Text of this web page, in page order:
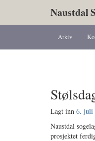
Naustdal
Arkiv
Lagt inn 6. juli
Naustdal
prosjektet